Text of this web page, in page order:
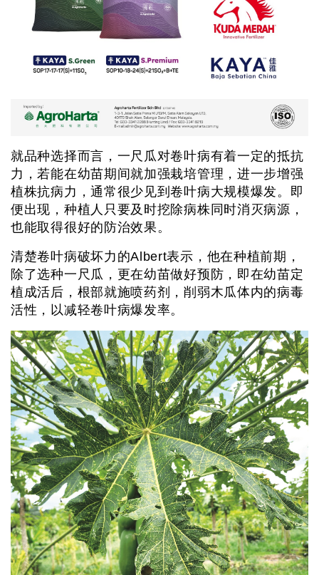
就品种选择而言，一尺瓜对卷叶病有着一定的抵抗
力，若能在幼苗期间就加强栽培管理，进一步增强
植株抗病力，通常很少见到卷叶病大规模爆发。即
便出现，种植人只要及时挖除病株同时消灭病源，
也能取得很好的防治效果。
清楚卷叶病破坏力的Albert表示，他在种植前期，
除了选种一尺瓜，更在幼苗做好预防，即在幼苗定
植成活后，根部就施喷药剂，削弱木瓜体内的病毒
活性，以减轻卷叶病爆发率。